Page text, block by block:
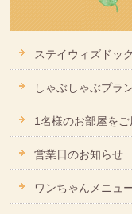
ステイウィズドッ
しゃぶしゃぶプラ
1名様のお部屋をご
営業日のお知らせ
ワンちゃんメニュ